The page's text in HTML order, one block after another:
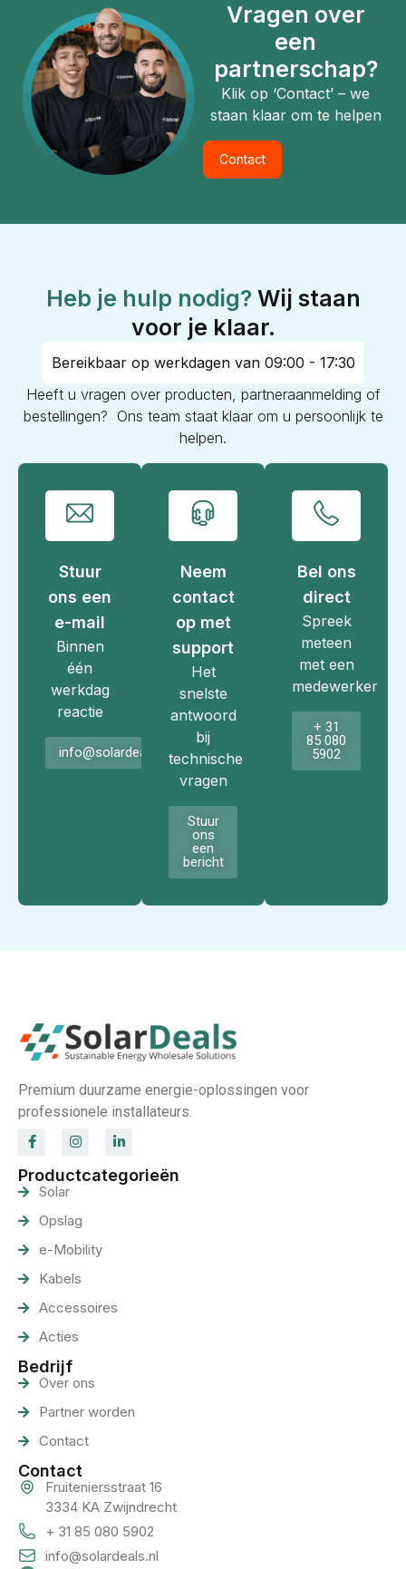
Vragen over
een
partnerschap?
Klik op ‘Contact’ – we
staan klaar om te helpen
Contact
Heb je hulp nodig?Wij staan
voor je klaar.
Bereikbaar op werkdagen van 09:00 - 17:30
Heeft u vragen over producten, partneraanmelding of
bestellingen? Ons team staat klaar om u persoonlijk te
helpen.
Stuur
ons een
e-mail
Binnen
één
werkdag
reactie
info@solardeals.nl
Neem
contact
op met
support
Het
snelste
antwoord
bij
technische
vragen
Stuur
ons
een
bericht
Bel ons
direct
Spreek
meteen
met een
medewerker
+ 31
85 080
5902
Premium duurzame energie-oplossingen voor
professionele installateurs.
Productcategorieën
Solar
Opslag
e-Mobility
Kabels
Accessoires
Acties
Bedrijf
Over ons
Partner worden
Contact
Contact
Fruiteniersstraat 16
3334 KA Zwijndrecht
+ 31 85 080 5902
info@solardeals.nl